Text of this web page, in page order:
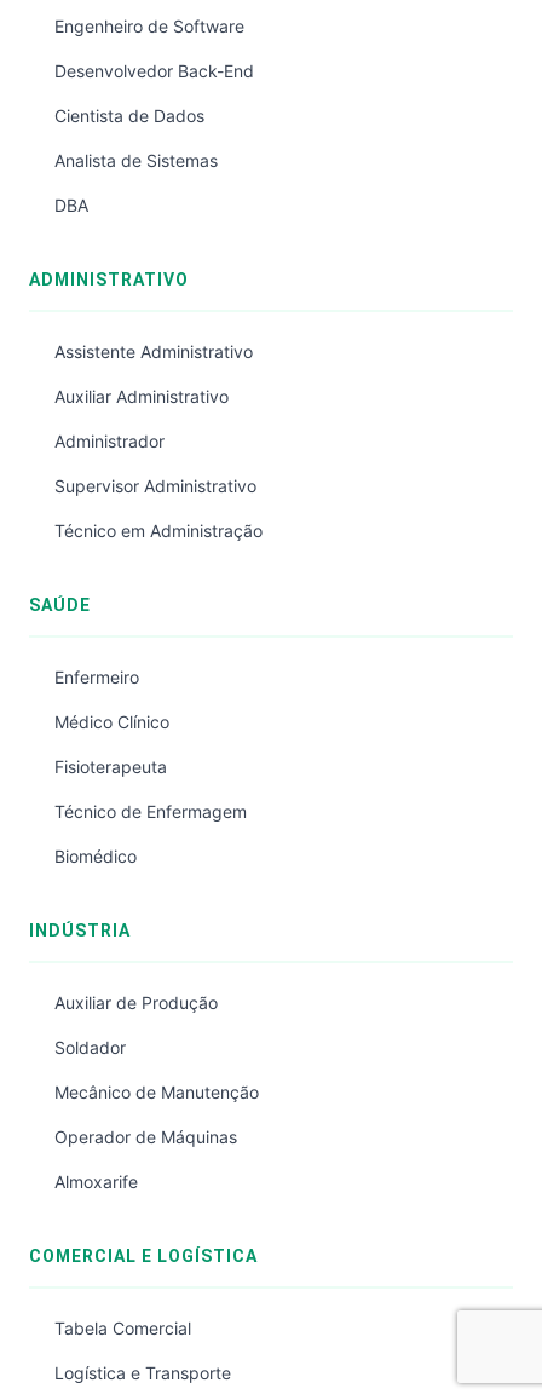
Engenheiro de Software
Desenvolvedor Back-End
Cientista de Dados
Analista de Sistemas
DBA
ADMINISTRATIVO
Assistente Administrativo
Auxiliar Administrativo
Administrador
Supervisor Administrativo
Técnico em Administração
SAÚDE
Enfermeiro
Médico Clínico
Fisioterapeuta
Técnico de Enfermagem
Biomédico
INDÚSTRIA
Auxiliar de Produção
Soldador
Mecânico de Manutenção
Operador de Máquinas
Almoxarife
COMERCIAL E LOGÍSTICA
Tabela Comercial
Logística e Transporte